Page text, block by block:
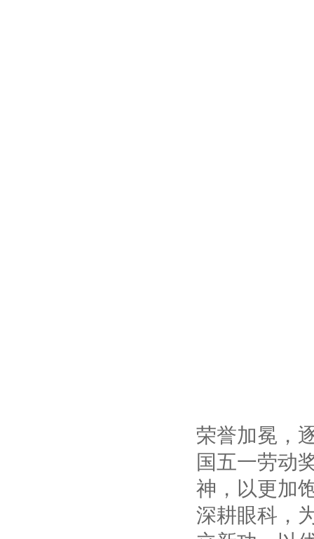
荣誉加冕，
国五一劳动
神，以更加
深耕眼科，